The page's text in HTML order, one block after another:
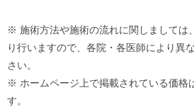
※ 施術方法や施術の流れに関しましては
り行いますので、各院・各医師により異
さい。
※ ホームページ上で掲載されている価格
す。